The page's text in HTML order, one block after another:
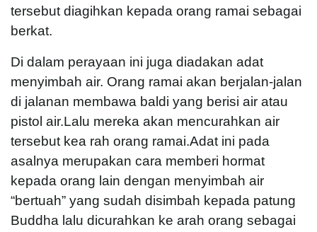
tersebut diagihkan kepada orang ramai sebagai
berkat.
Di dalam perayaan ini juga diadakan adat
menyimbah air. Orang ramai akan berjalan-jalan
di jalanan membawa baldi yang berisi air atau
pistol air.Lalu mereka akan mencurahkan air
tersebut kea rah orang ramai.Adat ini pada
asalnya merupakan cara memberi hormat
kepada orang lain dengan menyimbah air
“bertuah” yang sudah disimbah kepada patung
Buddha lalu dicurahkan ke arah orang sebagai